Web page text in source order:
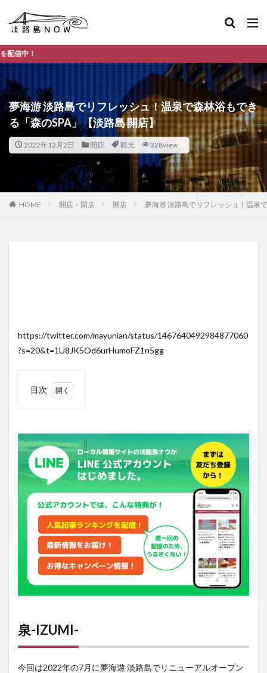
夢海游 淡路島でリフレッシュ！温泉で森林浴もでき
る「森のSPA」【淡路島 開店】
2022年12月2日 開店 観光 328view
HOME 開店・閉店 開店 夢海游 淡路島でリフレッシュ！温泉
https://twitter.com/mayunian/status/1467640492984877060
?s=20&t=1U8JK5Od6urHumoFZ1n5gg
目次
2
響-
HIBIKI-
森の
SPA
情報
泉-IZUMI-
今回は2022年の7月に夢海遊 淡路島でリニューアルオープン